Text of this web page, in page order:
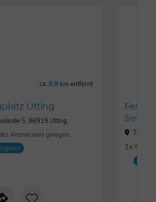
ca.0,9 kmentfernt
Utting
5, 86919 Utting
Ammersees gelegen.
1x F